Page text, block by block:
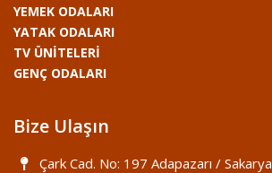
YEMEK ODALARI
YATAK ODALARI
TV ÜNİTELERİ
GENÇ ODALARI
Bize Ulaşın
Çark Cad. No: 197 Adapazarı / Sakarya